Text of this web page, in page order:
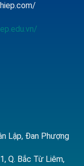
Lập, Đan Phượng
Q. Bắc Từ Liêm,